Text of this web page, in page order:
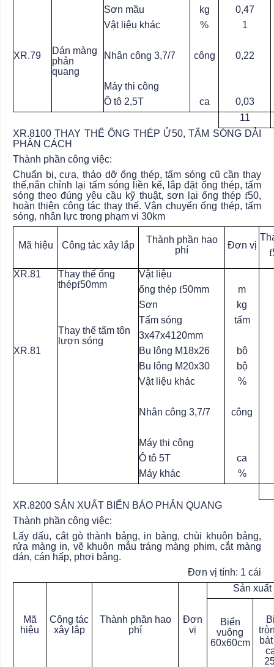
XR.79
Dán màng
phản
quang
Sơn mầu
Vật liệu khác
Nhân công 3,7/7
Máy thi công
Ô tô 2,5T
kg
%
công
ca
0,47
1
0,22
0,03
11
XR.8100 THAY THẾ ỐNG THÉP Ử50, TẤM SÓNG DẢI
PHÂN CÁCH
Thành phần công việc:
Chuẩn bị, cưa, tháo dỡ ống thép, tấm sóng cũ cần thay
thế,nắn chỉnh lại tấm sóng liền kế, lắp đặt ống thép, tấm
sóng theo đúng yêu cầu kỹ thuật, sơn lại ống thép f50,
hoàn thiện công tác thay thế. Vận chuyển ống thép, tấm
sóng, nhân lực trong phạm vi 30km
Mã hiệu Công tác xây lắp
Thành phần hao
phí
Đơn vị
f
XR.81
XR.81
Thay thế ống
thépf50mm
Thay thế tấm tôn
lượn sóng
Vật liệu
ống thép f50mm
Sơn
Tấm sóng
3x47x4120mm
Bu lông M18x26
Bu lông M20x30
Vật liệu khác
Nhân công 3,7/7
Máy thi công
Ô tô 5T
Máy khác
m
kg
tấm
bộ
bộ
%
công
ca
%
XR.8200 SẢN XUẤT BIỂN BÁO PHẢN QUANG
Thành phần công việc:
Lấy dấu, cắt gò thành bảng, in bảng, chùi khuôn bảng,
rửa màng in, vẽ khuôn mẫu tráng màng phim, cắt màng
dán, cán hấp, phơi bảng.
Đơn vị tính: 1 cái
Mã
hiệu
Công tác
xây lắp
Thành phần hao
phí
Đơn
vị
Sản
Biển
vuông
60x60cm